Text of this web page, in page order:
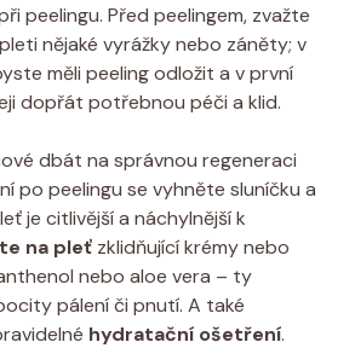
peelingu. Před peelingem, zvažte
nějaké vyrážky ⁤nebo záněty;⁢ v
měli peeling ⁣odložit a v první
dopřát potřebnou péči⁤ a klid.
dbát na ‌správnou regeneraci
po peelingu se vyhněte sluníčku ⁢a
je citlivější⁤ a ⁤náchylnější‍ k
na pleť ⁢zklidňující krémy nebo⁤
nebo aloe‌ vera ⁣– ty
pálení či ⁢pnutí. A také
hydratační ošetření.